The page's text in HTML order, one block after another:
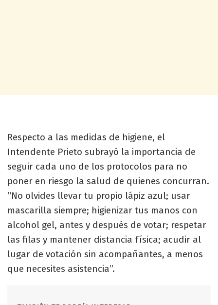
Respecto a las medidas de higiene, el
Intendente Prieto subrayó la importancia de
seguir cada uno de los protocolos para no
poner en riesgo la salud de quienes concurran.
“No olvides llevar tu propio lápiz azul; usar
mascarilla siempre; higienizar tus manos con
alcohol gel, antes y después de votar; respetar
las filas y mantener distancia física; acudir al
lugar de votación sin acompañantes, a menos
que necesites asistencia”.